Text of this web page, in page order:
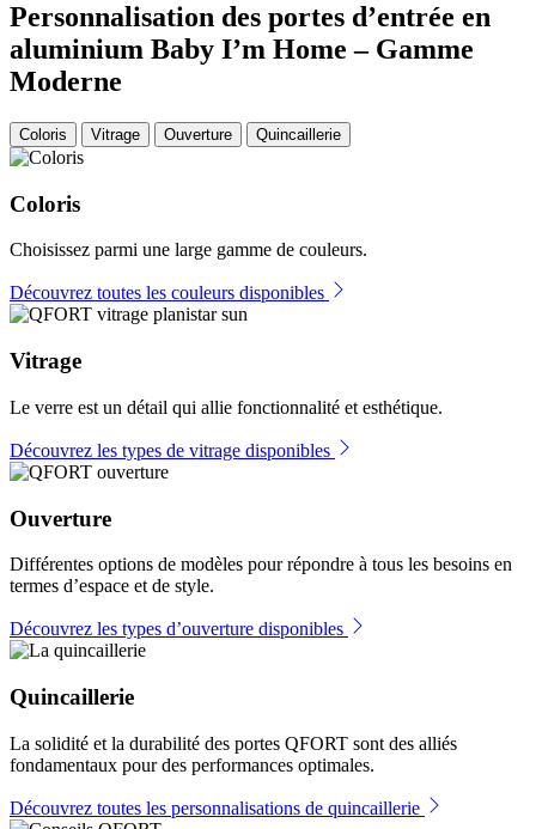
Personnalisation des portes d’entrée en
aluminium Baby I’m Home – Gamme
Moderne
Coloris Vitrage Ouverture Quincaillerie
Coloris
Choisissez parmi une large gamme de couleurs.
Découvrez toutes les couleurs disponibles
Vitrage
Le verre est un détail qui allie fonctionnalité et esthétique.
Découvrez les types de vitrage disponibles
Ouverture
Différentes options de modèles pour répondre à tous les besoins en
termes d’espace et de style.
Découvrez les types d’ouverture disponibles
Quincaillerie
La solidité et la durabilité des portes QFORT sont des alliés
fondamentaux pour des performances optimales.
Découvrez toutes les personnalisations de quincaillerie